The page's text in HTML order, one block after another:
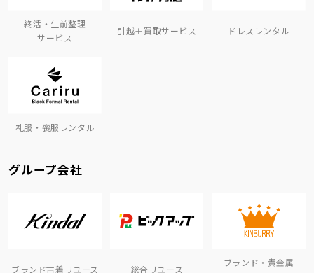
終活・生前整理
サービス
引越＋買取サービス ドレスレンタル
礼服・喪服レンタル
グループ会社
ブランド古着リユース 総合リユース
ブランド・貴金属